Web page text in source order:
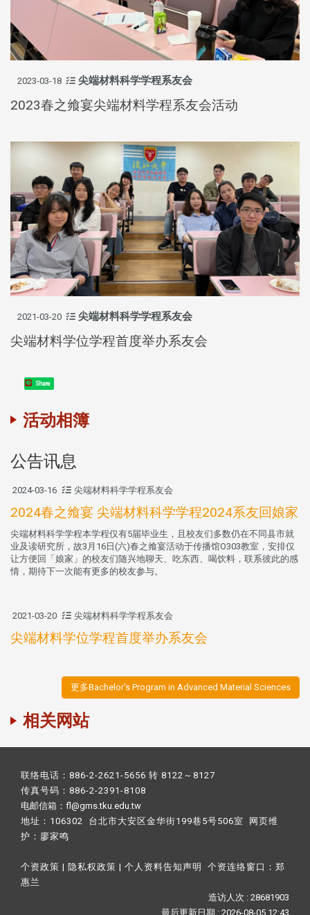
2023-03-18 尖端材料科学学程系友会
2023春之飨宴尖端材料学程系友会活动
2021-03-20 尖端材料科学学程系友会
尖端材料学位学程首度举办系友会
Share
活动相簿
公告讯息
2024-03-16 尖端材料科学学程系友会
2024春之飨宴 尖端材料科学学程2024系友回娘家
尖端材料科学学程本学程仅有5届毕业生，且校友们多数仍在不同县市就
业及读研究所，故3月16日(六)春之飨宴活动于传播馆O303教室，安排仅
让方便回「娘家」的校友们随兴地聊天、吃东西、喝饮料，联系彼此的感
情，期待下一次能有更多的校友参与。
2021-03-20 尖端材料科学学程系友会
尖端材料学位学程首度举办系友会
更多Bachelor's Program in Advanced Material Sciences
相关网站
联络电话：886-2-2621-5656 转 8122～8127
传真号码：886-2-2391-8108
电邮信箱：fl@gms.tku.edu.tw
地址：106302 台北市大安区金华街199巷5号506室 网页维
护： 廖家鸣​
个资政策 | 隐私权政策 | 个人资料告知声明 个资连络窗口： 郑
惠兰
造访人次 : 28681903
最后更新日期 :2026-08-05 12:43